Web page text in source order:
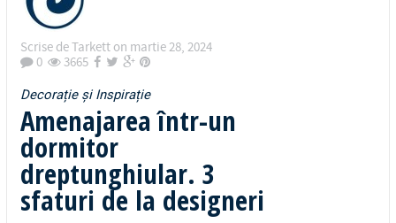
Scrise deTarkett on martie 28, 2024
0
3665
Decorație și Inspirație
Amenajarea într-un
dormitor
dreptunghiular. 3
sfaturi de la designeri